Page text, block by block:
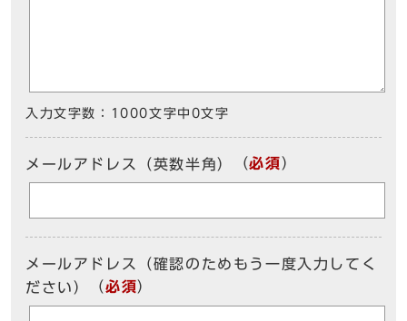
入力文字数： 1000文字中 0文字
メールアドレス（英数半角） （必須）
メールアドレス（確認のためもう一度入力してく
ださい）
（必須）